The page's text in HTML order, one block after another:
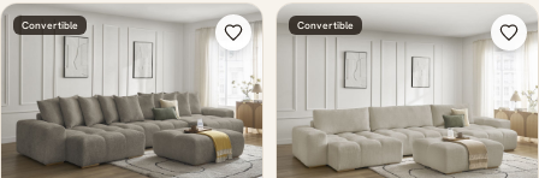
Convertible Convertible